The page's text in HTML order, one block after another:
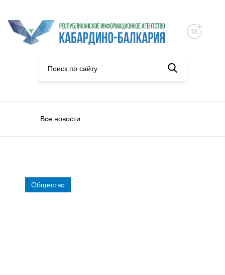
Все новости
Общество